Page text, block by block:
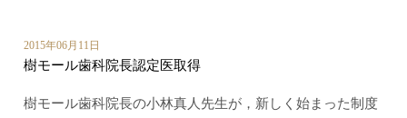
2015年06月11日
樹モール歯科院長認定医取得
樹モール歯科院長の小林真人先生が，新しく始まった制度